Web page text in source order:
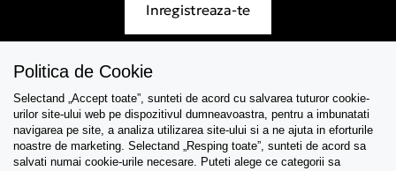
Inregistreaza-te
Asistenta
Colectii
Politica de Cookie
Selectand „Accept toate”, sunteti de acord cu salvarea tuturor cookie-
urilor site-ului web pe dispozitivul dumneavoastra, pentru a imbunatati
navigarea pe site, a analiza utilizarea site-ului si a ne ajuta in eforturile
noastre de marketing. Selectand „Resping toate”, sunteti de acord sa
salvati numai cookie-urile necesare. Puteti alege ce categorii sa